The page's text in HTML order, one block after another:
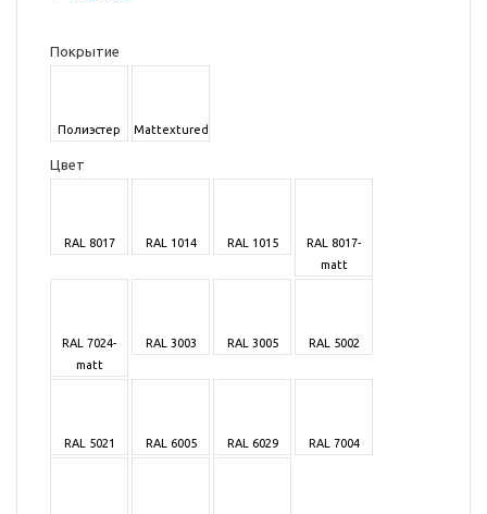
Покрытие
Полиэстер Mattextured
Цвет
RAL 8017 RAL 1014 RAL 1015
RAL 8017-
matt
RAL 7024-
matt
RAL 3003 RAL 3005 RAL 5002
RAL 5021 RAL 6005 RAL 6029 RAL 7004